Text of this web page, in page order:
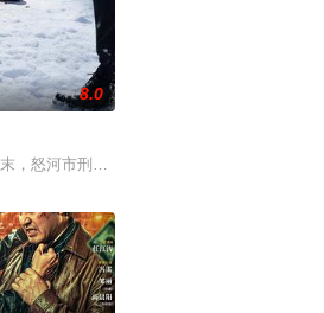
以当地的特色人文与美食为引，用
现代少女奚圆（姜贞羽 饰）因意外踏入玄机
8.0
，怒河市刑侦支队在无普及监控、无DNA鉴